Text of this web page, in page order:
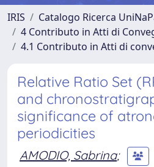
IRIS
Catalogo Ricerca
4 Contributo in Atti di
4.1 Contributo in Atti di
Relative Ratio Set
and
significance of
periodicities
AMODIO, Sabrina;